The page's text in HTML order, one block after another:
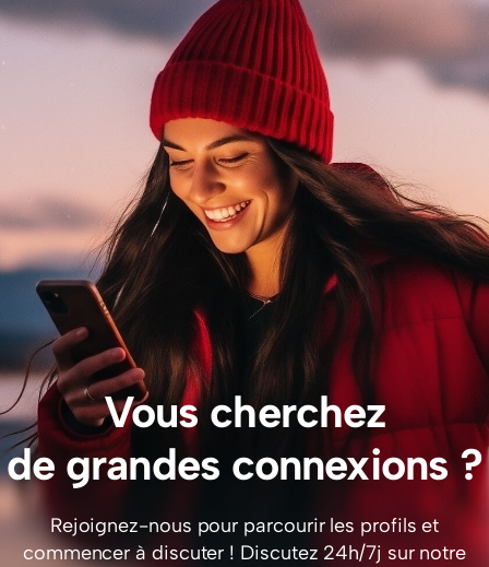
Vous cherchez
de grandes connexions ?
Rejoignez-nous pour parcourir les profils et
commencer à discuter ! Discutez 24h/7j sur notre